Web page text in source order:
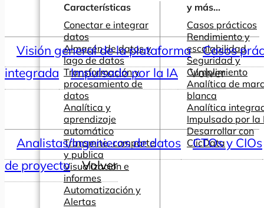
Características
Conectar e integrar
datos
Almacén de datos y
lago de datos
Transformación y
procesamiento de
datos
Analítica y
aprendizaje
automático
Transmite, comparte
y publica
Visualización e
informes
Automatización y
Alertas
y más...
Casos prácticos
Rendimiento y
escalabilidad
Seguridad y
Cumplimiento
Analítica de
blanca
Analítica
Impulsado por la
Desarrollar con
ClicData
Visión general de la plataforma
Casos
integrada
Impulsado por la IA Volver
Analistas/Ingenieros de datos
CTOs y CIOs
de proyecto
Volver